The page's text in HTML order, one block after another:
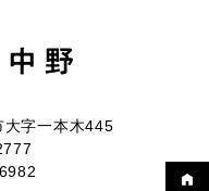
字一本木445